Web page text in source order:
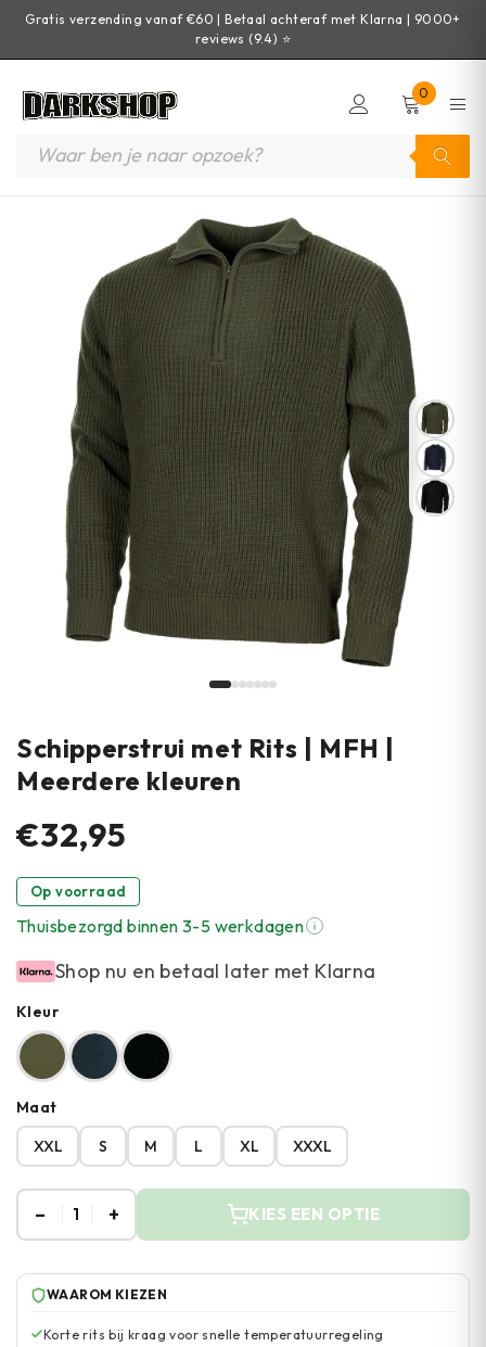
Gratis verzending vanaf €60 | Betaal achteraf met Klarna | 9000+
reviews (9.4) ⭐
0
Schipperstrui met Rits | MFH |
Meerdere kleuren
€32,95
Op voorraad
Thuisbezorgd binnen 3-5 werkdagen
Shop nu en betaal later met Klarna
Kleur
Maat
XXL
S M L XL XXXL
– 1 + KIES EEN OPTIE
WAAROM KIEZEN
Korte rits bij kraag voor snelle temperatuurregeling